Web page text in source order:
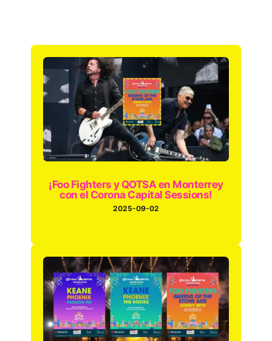
¡Foo Fighters y QOTSA en Monterrey
con el Corona Capital Sessions!
2025-09-02